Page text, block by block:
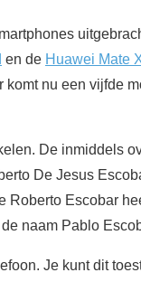
en de Huawei Mate
komt nu een vijfde
De inmiddels
De Jesus
Roberto Escobar
naam Pablo
Je kunt dit